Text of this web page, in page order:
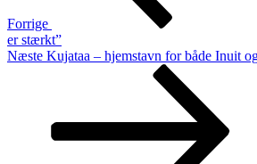
Forrige
er stærkt”
Næste
Næste Kujataa – hjemstavn for både Inuit